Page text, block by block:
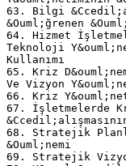
63. Bilgi
&Ouml;ğrenen
64. Hizmet
Teknoloji
Kullanımı
65. Kriz
Ve Vizyon
66. Kriz
67. İşletmelerde
68. Stratejik
&Ouml;nemi
69. Stratejik